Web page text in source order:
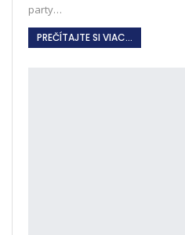
party…
PREČÍTAJTE SI VIAC...